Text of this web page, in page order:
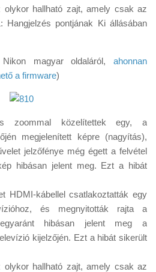
olykor hallható zajt, amely csak az
Hangjelzés pontjának Ki állásában
magyar oldaláról,ahonnan
a firmware)
zoommal közelítettek egy, a
megjelenített képre (nagyítás),
jelzőfénye még égett a felvétel
hibásan jelent meg. Ezt a hibát
HDMI-kábellel csatlakoztatták egy
és megnyitották rajta a
hibásan jelent meg a
kijelzőjén. Ezt a hibát sikerült
olykor hallható zajt, amely csak az